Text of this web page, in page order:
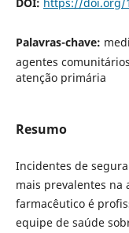
DOI: https://doi.org/
Palavras-chave:
agentes
atenção primária
Resumo
Incidentes de
mais prevalentes na
farmacêutico é
equipe de saúde